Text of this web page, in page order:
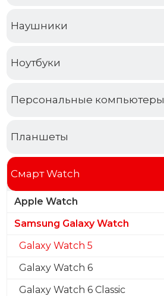
Наушники
Ноутбуки
Персональные компьютеры
Планшеты
Смарт Watch
Apple Watch
Samsung Galaxy Watch
Galaxy Watch 5
Galaxy Watch 6
Galaxy Watch 6 Classic